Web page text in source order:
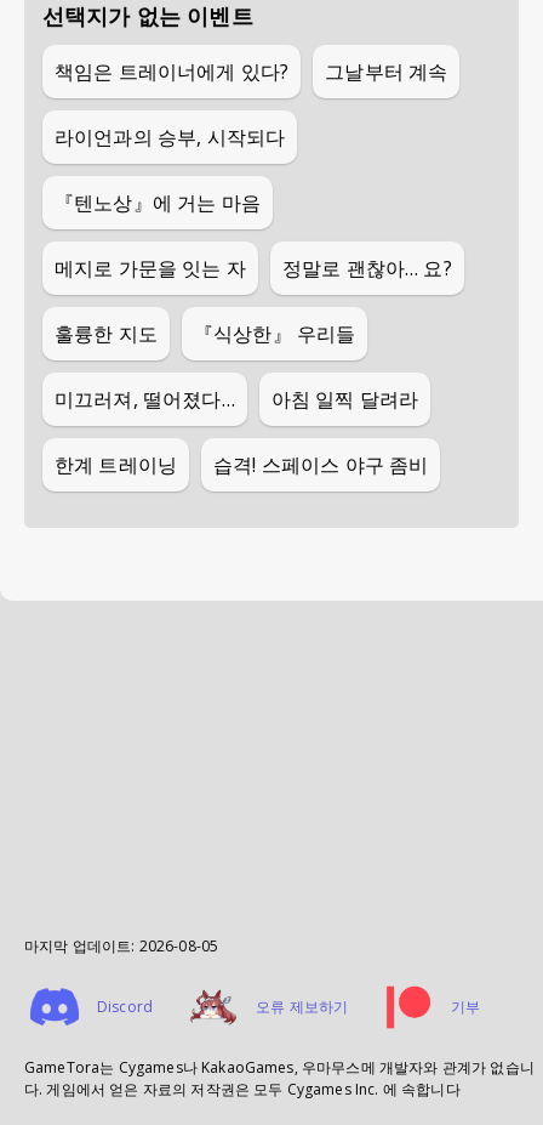
선택지가 없는 이벤트
책임은 트레이너에게 있다? 그날부터 계속
라이언과의 승부, 시작되다
『텐노상』에 거는 마음
메지로 가문을 잇는 자 정말로 괜찮아… 요?
훌륭한 지도 『식상한』 우리들
미끄러져, 떨어졌다… 아침 일찍 달려라
한계 트레이닝 습격! 스페이스 야구 좀비
마지막 업데이트: 2026-08-05
Discord 오류 제보하기 기부
GameTora는 Cygames나 KakaoGames, 우마무스메 개발자와 관계가 없습니
다. 게임에서 얻은 자료의 저작권은 모두 Cygames Inc. 에 속합니다